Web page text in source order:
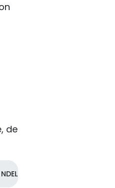
de
NDEL